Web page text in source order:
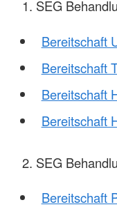
1. SEG
Bereitschaft
Bereitschaft
Bereitschaft
Bereitschaft
2. SEG
Bereitschaft